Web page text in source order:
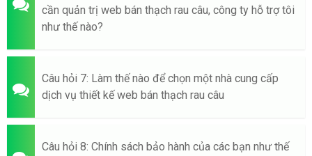
cần quản trị web bán thạch rau câu, công ty hỗ trợ tôi
như thế nào?
Câu hỏi 7: Làm thế nào để chọn một nhà cung cấp
dịch vụ thiết kế web bán thạch rau câu
Câu hỏi 8: Chính sách bảo hành của các bạn như thế